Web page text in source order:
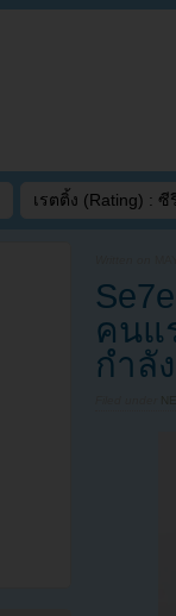
เรตติ้ง (Rating) : ซี
คนแ
กำลั